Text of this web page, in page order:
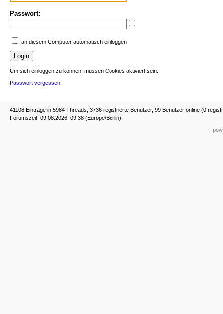
Passwort:
an diesem Computer automatisch einloggen
Um sich einloggen zu können, müssen Cookies aktiviert sein.
Passwort vergessen
41108 Einträge in 5984 Threads, 3736 registrierte Benutzer, 99 Benutzer online (0
Forumszeit: 09.08.2026, 09:38 (Europe/Berlin)